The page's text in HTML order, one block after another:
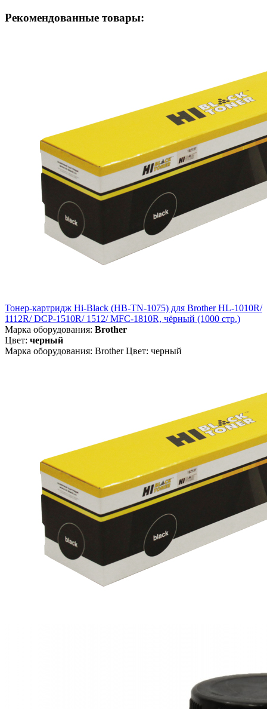
Рекомендованные товары:
Тонер-картридж Hi-Black (HB-TN-1075) для Brother HL-1010R/
1112R/ DCP-1510R/ 1512/ MFC-1810R, чёрный (1000 стр.)
Марка оборудования: Brother
Цвет: черный
Марка оборудования: Brother Цвет: черный